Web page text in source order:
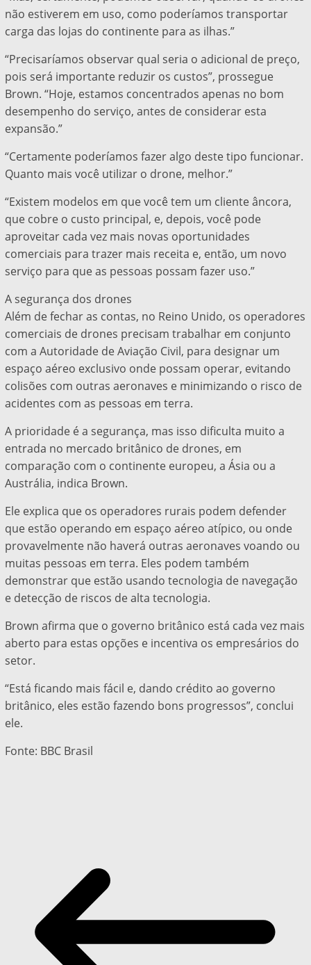
não estiverem em uso, como poderíamos transportar
carga das lojas do continente para as ilhas.”
“Precisaríamos observar qual seria o adicional de preço,
pois será importante reduzir os custos”, prossegue
Brown. “Hoje, estamos concentrados apenas no bom
desempenho do serviço, antes de considerar esta
expansão.”
“Certamente poderíamos fazer algo deste tipo funcionar.
Quanto mais você utilizar o drone, melhor.”
“Existem modelos em que você tem um cliente âncora,
que cobre o custo principal, e, depois, você pode
aproveitar cada vez mais novas oportunidades
comerciais para trazer mais receita e, então, um novo
serviço para que as pessoas possam fazer uso.”
A segurança dos drones
Além de fechar as contas, no Reino Unido, os operadores
comerciais de drones precisam trabalhar em conjunto
com a Autoridade de Aviação Civil, para designar um
espaço aéreo exclusivo onde possam operar, evitando
colisões com outras aeronaves e minimizando o risco de
acidentes com as pessoas em terra.
A prioridade é a segurança, mas isso dificulta muito a
entrada no mercado britânico de drones, em
comparação com o continente europeu, a Ásia ou a
Austrália, indica Brown.
Ele explica que os operadores rurais podem defender
que estão operando em espaço aéreo atípico, ou onde
provavelmente não haverá outras aeronaves voando ou
muitas pessoas em terra. Eles podem também
demonstrar que estão usando tecnologia de navegação
e detecção de riscos de alta tecnologia.
Brown afirma que o governo britânico está cada vez mais
aberto para estas opções e incentiva os empresários do
setor.
“Está ficando mais fácil e, dando crédito ao governo
britânico, eles estão fazendo bons progressos”, conclui
ele.
Fonte: BBC Brasil